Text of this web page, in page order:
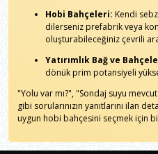
Hobi Bahçeleri: Kendi
dilerseniz prefabrik veya
oluşturabileceğiniz çevrili
Yatırımlık Bağ ve
dönük prim potansiyeli
"Yolu var mı?", "Sondaj suyu
gibi sorularınızın yanıtlarını ilan
uygun hobi bahçesini seçmek için